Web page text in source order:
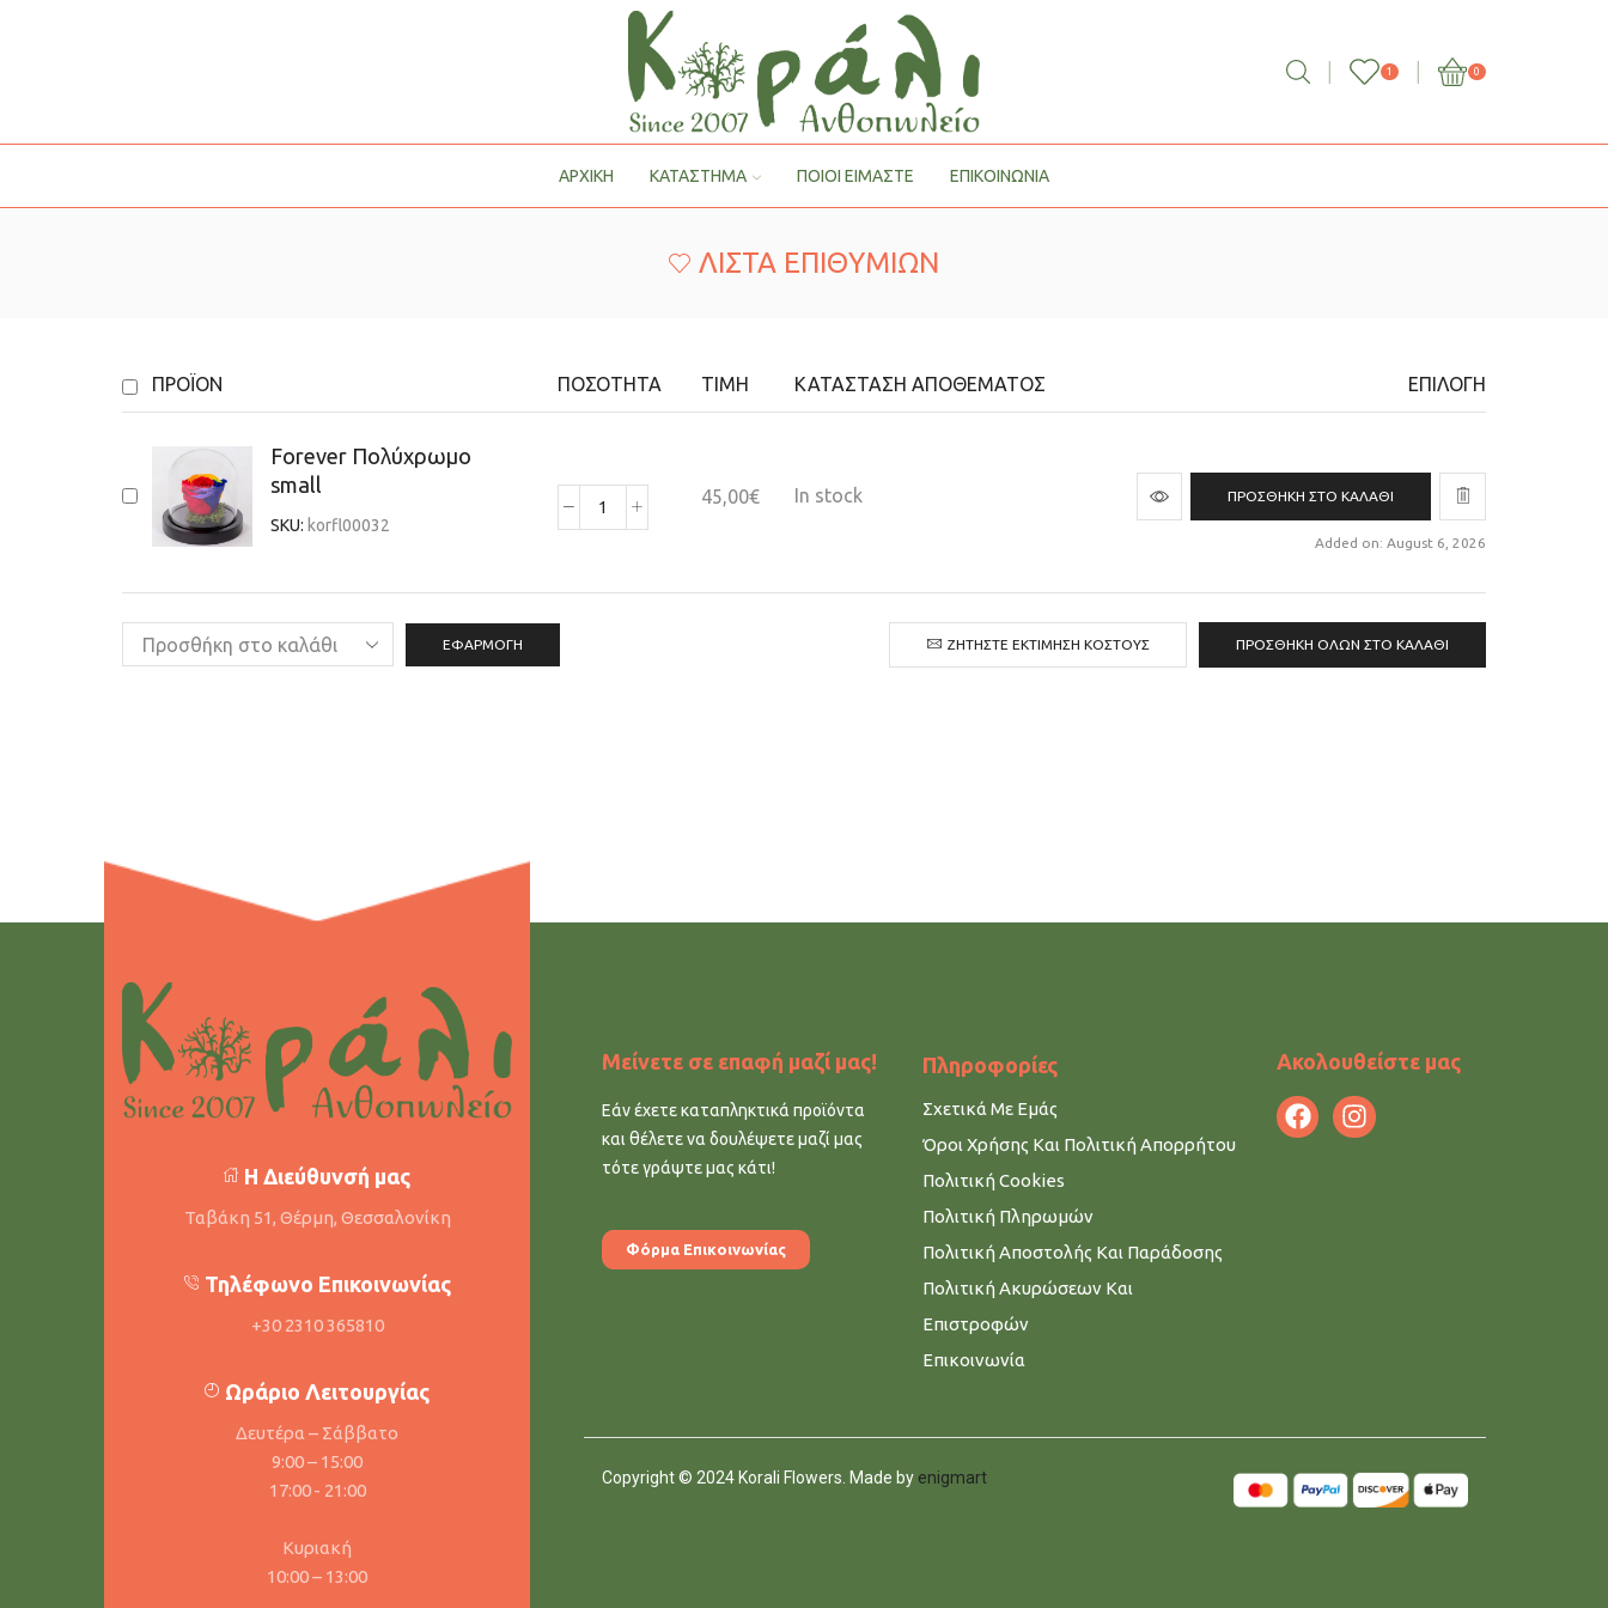
1 0
ΑΡΧΙΚΗ ΚΑΤΑΣΤΗΜΑ ΠΟΙΟΙ ΕΊΜΑΣΤΕ ΕΠΙΚΟΙΝΩΝΙΑ
ΛΊΣΤΑ ΕΠΙΘΥΜΙΏΝ
ΠΡΟΪΌΝ ΠΟΣΌΤΗΤΑ ΤΙΜΉ ΚΑΤΆΣΤΑΣΗ ΑΠΟΘΈΜΑΤΟΣ ΕΠΙΛΟΓΉ
Forever Πολύχρωμο
small
SKU: korfl00032
45,00€ In stock ΠΡΟΣΘΉΚΗ ΣΤΟ ΚΑΛΆΘΙ
Added on: August 6, 2026
ΕΦΑΡΜΟΓΉ ΖΗΤΉΣΤΕ ΕΚΤΊΜΗΣΗ ΚΌΣΤΟΥΣ ΠΡΟΣΘΉΚΗ ΌΛΩΝ ΣΤΟ ΚΑΛΆΘΙ
Η Διεύθυνσή μας
Ταβάκη 51, Θέρμη, Θεσσαλονίκη
Τηλέφωνο Επικοινωνίας
+30 2310 365810
Ωράριο Λειτουργίας
Δευτέρα – Σάββατο
9:00 – 15:00
17:00 - 21:00
Κυριακή
10:00 – 13:00
Μείνετε σε επαφή μαζί μας!
Εάν έχετε καταπληκτικά προϊόντα
και θέλετε να δουλέψετε μαζί μας
τότε γράψτε μας κάτι!
Φόρμα Επικοινωνίας
Πληροφορίες
Σχετικά Με Εμάς
Όροι Χρήσης Και Πολιτική Απορρήτου
Πολιτική Cookies
Πολιτική Πληρωμών
Πολιτική Αποστολής Και Παράδοσης
Πολιτική Ακυρώσεων Και
Επιστροφών
Επικοινωνία
Ακολουθείστε μας
Copyright © 2024 Korali Flowers. Made by enigmart